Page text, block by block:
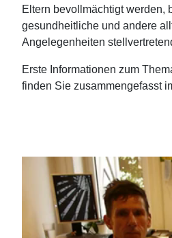
Eltern bevollmächtigt werden,
gesundheitliche und andere
Angelegenheiten
Erste Informationen zum
finden Sie zusammengefasst